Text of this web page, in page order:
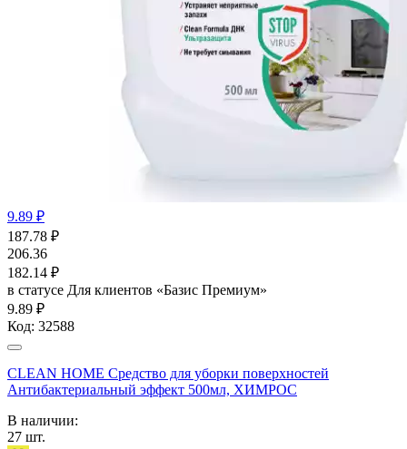
9.89 ₽
187.78 ₽
206.36
182.14 ₽
в статусе Для клиентов «Базис Премиум»
9.89 ₽
Код: 32588
CLEAN HOME Средство для уборки поверхностей
Антибактериальный эффект 500мл, ХИМРОС
В наличии:
27 шт.